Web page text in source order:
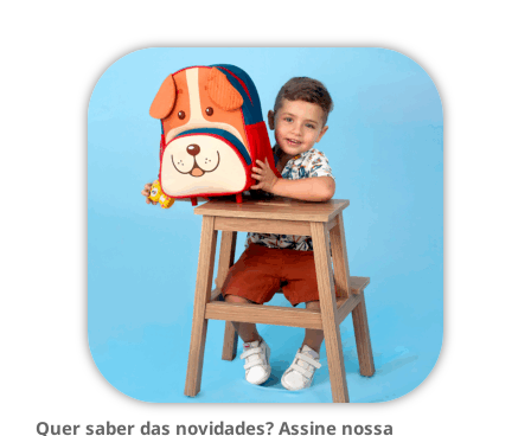
Quer saber das novidades? Assine nossa